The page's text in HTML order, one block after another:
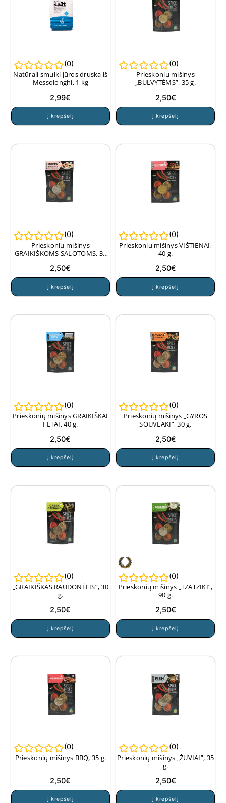
(0)
Natūrali smulki jūros druska iš
Messolonghi, 1 kg
2,99€
Į krepšelį
(0)
Prieskonių mišinys
„BULVYTĖMS”, 35 g.
2,50€
Į krepšelį
(0)
Prieskonių mišinys
GRAIKIŠKOMS SALOTOMS, 35
2,50€
Į krepšelį
(0)
Prieskonių mišinys VIŠTIENAI,
40 g.
2,50€
Į krepšelį
(0)
Prieskonių mišinys GRAIKIŠKAI
FETAI, 40 g.
2,50€
Į krepšelį
(0)
Prieskonių mišinys „GYROS
SOUVLAKI“, 30 g.
2,50€
Į krepšelį
(0)
„GRAIKIŠKAS RAUDONĖLIS”, 30
g.
2,50€
Į krepšelį
(0)
Prieskonių mišinys „TZATZIKI”,
90 g.
2,50€
Į krepšelį
(0)
Prieskonių mišinys BBQ, 35 g.
2,50€
Į krepšelį
(0)
Prieskonių mišinys „ŽUVIAI”, 35
g.
2,50€
Į krepšelį